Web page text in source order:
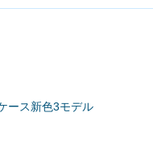
ース新色3モデル